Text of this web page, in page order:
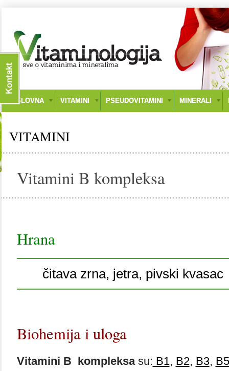
NASLOVNA VITAMINI PSEUDOVITAMINI MINERALI
VITAMINI
Vitamini B kompleksa
Hrana
čitava zrna, jetra, pivski kvasac
Biohemija i uloga
Vitamini B kompleksasu: B1, B2, B3, B5